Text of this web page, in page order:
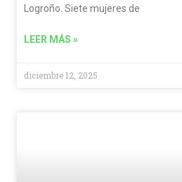
Logroño. Siete mujeres de
LEER MÁS »
diciembre 12, 2025